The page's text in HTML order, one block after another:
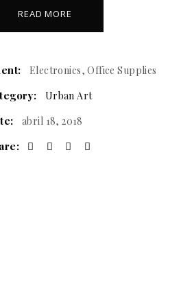
READ MORE
Electronics, Office Supplies
Urban Art
abril 18, 2018